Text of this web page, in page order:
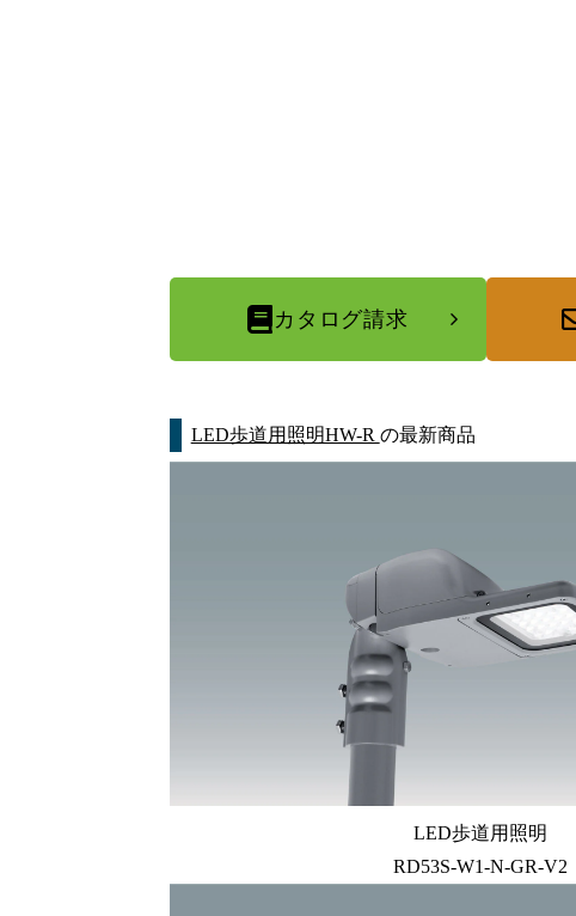
カタログ請求
LED歩道用照明HW-R の最新商品
LED歩道用照明
RD53S-W1-N-GR-V2